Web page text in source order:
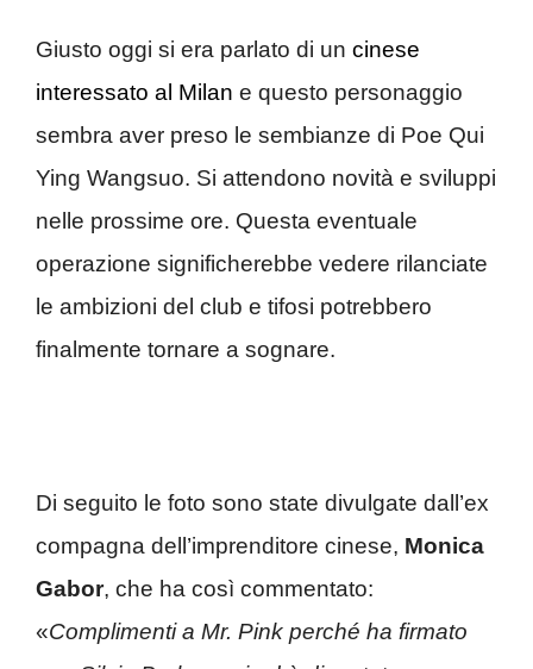
Giusto oggi si era parlato di un cinese
interessato al Milan e questo personaggio
sembra aver preso le sembianze di Poe Qui
Ying Wangsuo. Si attendono novità e sviluppi
nelle prossime ore. Questa eventuale
operazione significherebbe vedere rilanciate
le ambizioni del club e tifosi potrebbero
finalmente tornare a sognare.
Di seguito le foto sono state divulgate dall’ex
compagna dell’imprenditore cinese, Monica
Gabor, che ha così commentato:
«Complimenti a Mr. Pink perché ha firmato